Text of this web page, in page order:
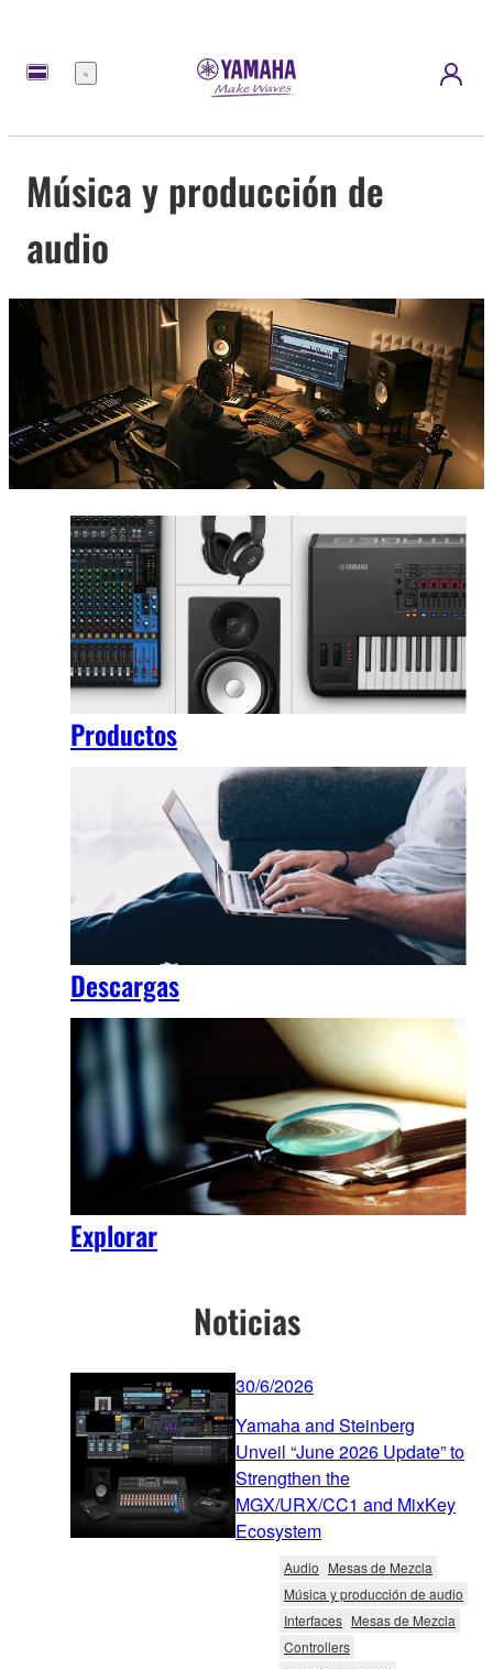
Menú
Música y producción de
audio
Productos
Descargas
Explorar
Noticias
30/6/2026
Yamaha and Steinberg
Unveil “June 2026 Update” to
Strengthen the
MGX/URX/CC1 and MixKey
Ecosystem
Audio Mesas de Mezcla
Música y producción de audio
Interfaces Mesas de Mezcla
Controllers